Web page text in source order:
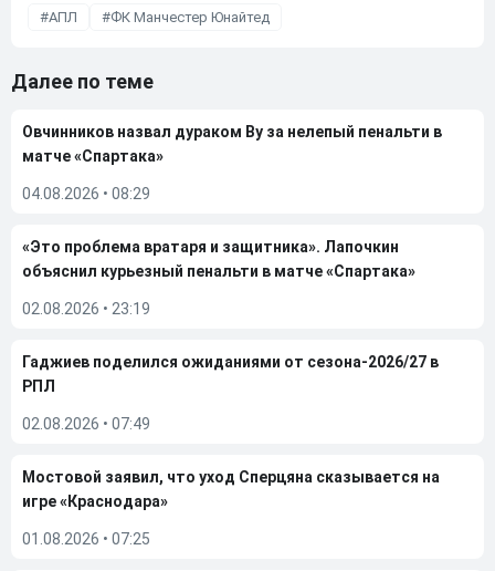
АПЛ ФК Манчестер Юнайтед
Далее по теме
Овчинников назвал дураком Ву за нелепый пенальти в
матче «Спартака»
04.08.2026 • 08:29
«Это проблема вратаря и защитника». Лапочкин
объяснил курьезный пенальти в матче «Спартака»
02.08.2026 • 23:19
Гаджиев поделился ожиданиями от сезона-2026/27 в
РПЛ
02.08.2026 • 07:49
Мостовой заявил, что уход Сперцяна сказывается на
игре «Краснодара»
01.08.2026 • 07:25